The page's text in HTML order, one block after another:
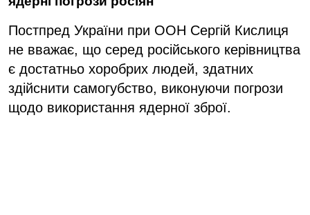
Постпред України при ООН Сергій Кислиця
не вважає, що серед російського керівництва
є достатньо хоробрих людей, здатних
здійснити самогубство, виконуючи погрози
щодо використання ядерної зброї.